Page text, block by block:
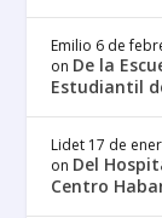
Emilio 6 de
on De la
Estudiantil
Lidet 17 de
on Del
Centro